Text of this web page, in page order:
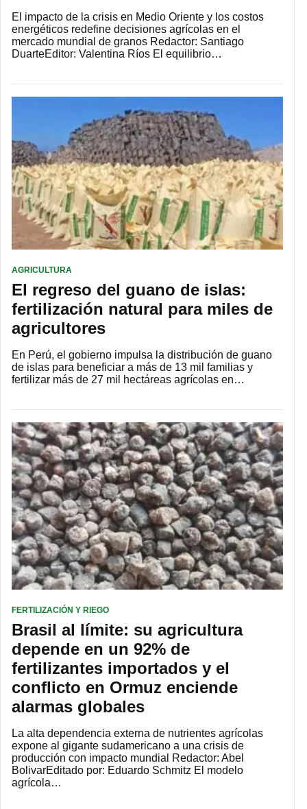
El impacto de la crisis en Medio Oriente y los costos
energéticos redefine decisiones agrícolas en el
mercado mundial de granos Redactor: Santiago
DuarteEditor: Valentina Ríos El equilibrio…
AGRICULTURA
El regreso del guano de islas:
fertilización natural para miles de
agricultores
En Perú, el gobierno impulsa la distribución de guano
de islas para beneficiar a más de 13 mil familias y
fertilizar más de 27 mil hectáreas agrícolas en…
FERTILIZACIÓN Y RIEGO
Brasil al límite: su agricultura
depende en un 92% de
fertilizantes importados y el
conflicto en Ormuz enciende
alarmas globales
La alta dependencia externa de nutrientes agrícolas
expone al gigante sudamericano a una crisis de
producción con impacto mundial Redactor: Abel
BolivarEditado por: Eduardo Schmitz El modelo
agrícola…